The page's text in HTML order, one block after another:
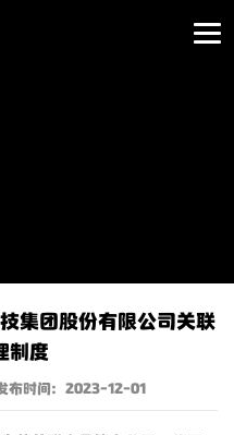
集团股份有限公司关联
制度
布时间：2023-12-01